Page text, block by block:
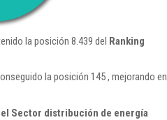
la posición 8.439 del Ranking
la posición 145 , mejorando en
Sector distribución de energía